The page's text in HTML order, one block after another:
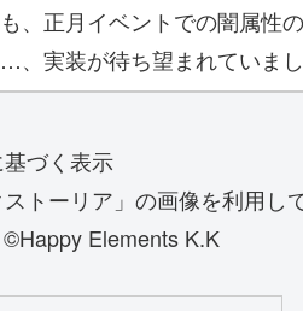
、正月イベントでの闇属性
実装が待ち望まれていまし
基づく表示
トーリア」の画像を利用し
Elements K.K